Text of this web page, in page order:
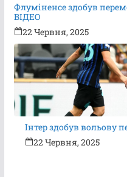
Флуміненсе здобув
ВІДЕО
22 Червня, 2025
Інтер здобув вольову
22 Червня, 2025